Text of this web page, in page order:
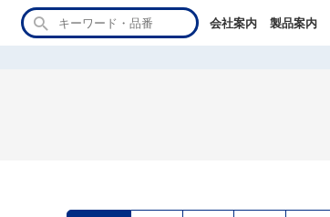
会社案内 製品案内